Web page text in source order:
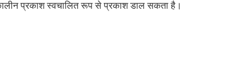
प्रकाश स्वचालित रूप से प्रकाश डाल सकता है।